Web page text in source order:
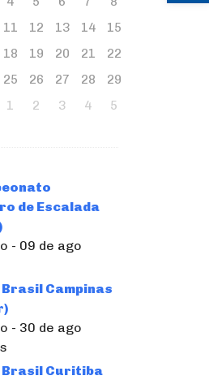
11 12 13 14
15
18 19 20 21
22
25 26 27 28
29
1 2 3 4 5
de Escalada
- 09 de ago
Brasil Campinas
- 30 de ago
Brasil Curitiba